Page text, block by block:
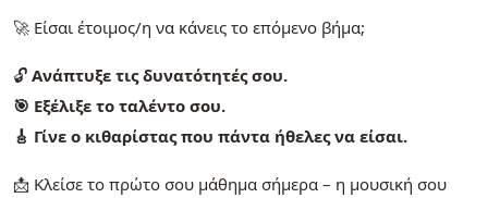
🚀 Είσαι έτοιμος/η να κάνεις το επόμενο βήμα;
🔓 Ανάπτυξε τις δυνατότητές σου.
🎯 Εξέλιξε το ταλέντο σου.
🎸 Γίνε ο κιθαρίστας που πάντα ήθελες να είσαι.
📩 Κλείσε το πρώτο σου μάθημα σήμερα – η μουσική σου